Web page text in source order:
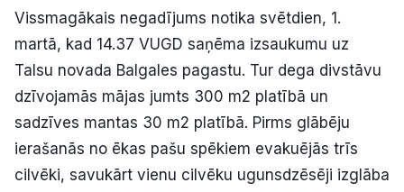
Par mums
Kontakti
Ziņo redakcijai
Facebook Instagram YouTube
Vissmagākais negadījums notika svētdien, 1.
martā, kad 14.37 VUGD saņēma izsaukumu uz
Talsu novada Balgales pagastu. Tur dega divstāvu
dzīvojamās mājas jumts 300 m2 platībā un
sadzīves mantas 30 m2 platībā. Pirms glābēju
ierašanās no ēkas pašu spēkiem evakuējās trīs
cilvēki, savukārt vienu cilvēku ugunsdzēsēji izglāba